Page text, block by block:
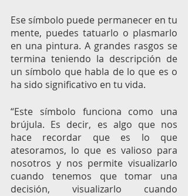
Ese símbolo puede permanecer en tu
mente, puedes tatuarlo o plasmarlo
en una pintura. A grandes rasgos se
termina teniendo la descripción de
un símbolo que habla de lo que es o
ha sido significativo en tu vida.
“Este símbolo funciona como una
brújula. Es decir, es algo que nos
hace recordar que es lo que
atesoramos, lo que es valioso para
nosotros y nos permite visualizarlo
cuando tenemos que tomar una
decisión, visualizarlo cuando